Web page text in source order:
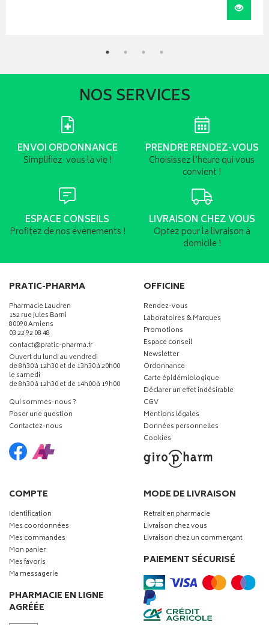
NOS SERVICES
ENVOI ORDONNANCE
Simplifiez-vous la vie !
PRENDRE RENDEZ-VOUS
Choisissez l’heure qui vous
convient !
ESPACE CONSEILS
Profitez de nos événements !
LIVRAISON CHEZ VOUS
Optez pour la livraison à
domicile !
PRATIC-PHARMA
Pharmacie Laudren
152 rue Jules Barni
80090 Amiens
03 22 92 08 48
contact-
@-
pratic-pharma.fr
Ouvert du lundi au vendredi
de 8h30 à 12h30 et de 13h30 à 20h00
le samedi
de 8h30 à 12h30 et de 14h00 à 19h00
Qui sommes-nous ?
Poser une question
Contactez-nous
OFFICINE
Rendez-vous
Laboratoires & Marques
Promotions
Espace conseil
Newsletter
Ordonnance
Carte épidémiologique
Déclarer un effet indésirable
CGV
Mentions légales
Données personnelles
Cookies
COMPTE
Identification
Mes coordonnées
Mes commandes
Mon panier
Mes favoris
Ma messagerie
PHARMACIE EN LIGNE
AGRÉÉE
MODE DE LIVRAISON
Retrait en pharmacie
Livraison chez vous
Livraison chez un commerçant
PAIEMENT SÉCURISÉ